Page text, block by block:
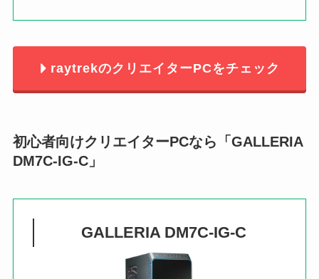
raytrekのクリエイターPCをチェック
初心者向けクリエイターPCなら「 GALLERIA
DM7C-IG-C」
GALLERIA DM7C-IG-C